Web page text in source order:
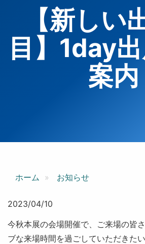
【新しい
目】1day
案内
ホーム お知らせ
2023/04/10
今秋本展の会場開催で、ご来場の皆
ブな来場時間を過ごしていただきたい